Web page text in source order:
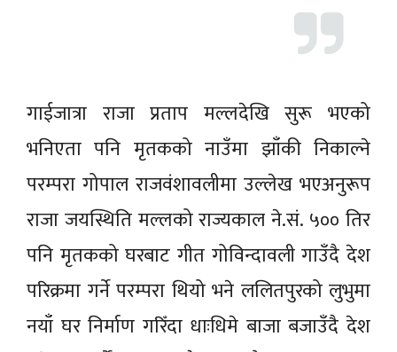
गाईजात्रा राजा प्रताप मल्लदेखि सुरू भएको
भनिएता पनि मृतकको नाउँमा झाँकी निकाल्ने
परम्परा गोपाल राजवंशावलीमा उल्लेख भएअनुरूप
राजा जयस्थिति मल्लको राज्यकाल ने.सं. ५०० तिर
पनि मृतकको घरबाट गीत गोविन्दावली गाउँदै देश
परिक्रमा गर्ने परम्परा थियो भने ललितपुरको लुभुमा
नयाँ घर निर्माण गरिँदा धाःधिमे बाजा बजाउँदै देश